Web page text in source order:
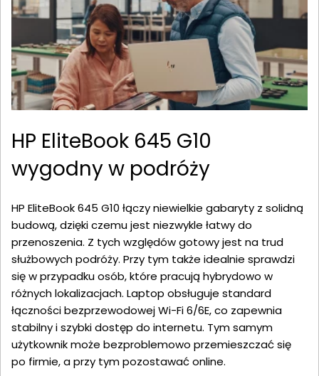
HP EliteBook 645 G10
wygodny w podróży
HP EliteBook 645 G10 łączy niewielkie gabaryty z solidną
budową, dzięki czemu jest niezwykle łatwy do
przenoszenia. Z tych względów gotowy jest na trud
służbowych podróży. Przy tym także idealnie sprawdzi
się w przypadku osób, które pracują hybrydowo w
różnych lokalizacjach. Laptop obsługuje standard
łączności bezprzewodowej Wi-Fi 6/6E, co zapewnia
stabilny i szybki dostęp do internetu. Tym samym
użytkownik może bezproblemowo przemieszczać się
po firmie, a przy tym pozostawać online.